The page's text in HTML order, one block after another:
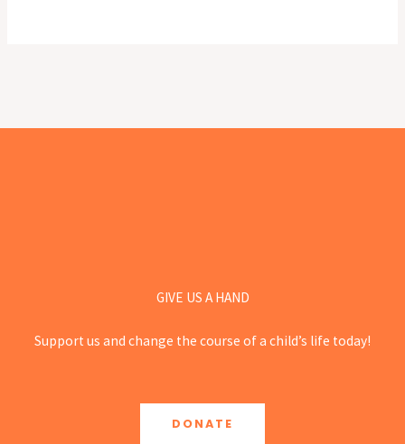
GIVE US A HAND
Support us and change the course of a child’s life today!
DONATE